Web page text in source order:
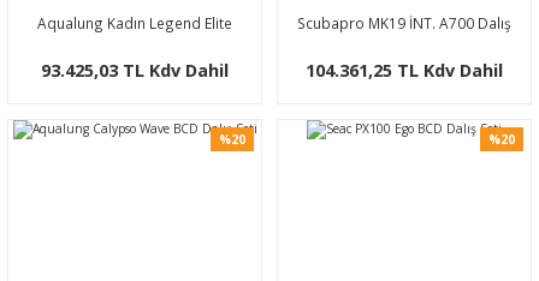
Aqualung Kadın Legend Elite
93.425,03 TL Kdv Dahil
Scubapro MK19 İNT. A700 Dalış
104.361,25 TL Kdv Dahil
%20 %20